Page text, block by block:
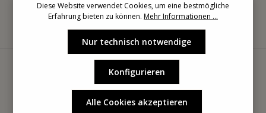
Diese Website verwendet Cookies, um eine bestmögliche
Erfahrung bieten zu können. Mehr Informationen ...
Nur technisch notwendige
Konfigurieren
Alle Cookies akzeptieren